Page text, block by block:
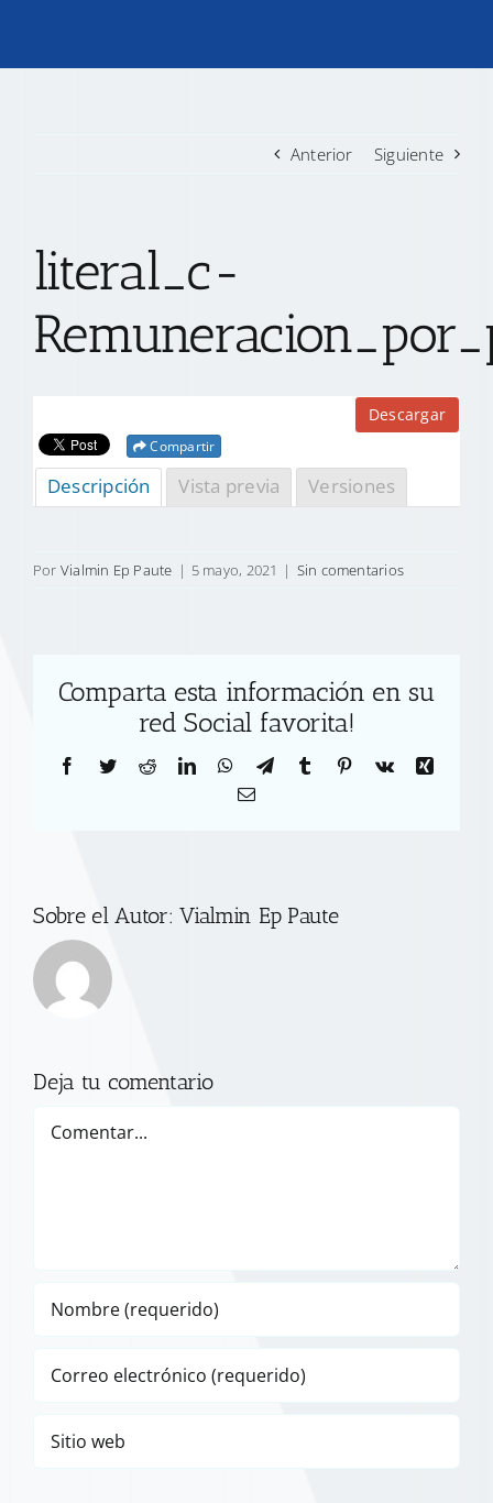
TRANSPARENCIA
CONTACTO
Anterior Siguiente
literal_c-
Descargar
Compartir
Descripción Vista previa Versiones
Por Vialmin Ep Paute | 5 mayo, 2021 | Sin comentarios
Comparta esta información en su
red Social favorita!
Facebook
TwitterRedditLinkedInWhatsApp
TelegramTumblr Pinterest
Vk
Xing
Correo
Sobre el Autor:Vialmin Ep Paute
Deja tu comentario